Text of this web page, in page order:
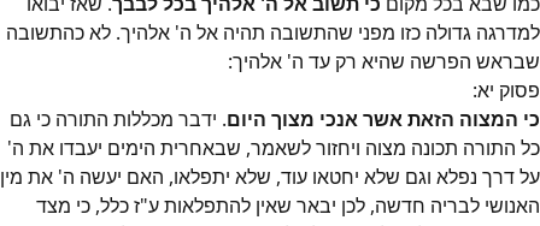
למדרגה גדולה כזו מפני שהתשובה תהיה אל ה' אלהיך. לא כהתשובה
שבראש הפרשה שהיא רק עד ה' אלהיך:
פסוק יא:
כי המצוה הזאת אשר אנכי מצוך היום. ידבר מכללות התורה כי גם
כל התורה תכונה מצוה ויחזור לשאמר, שבאחרית הימים יעבדו את ה'
על דרך נפלא וגם שלא יחטאו עוד, שלא יתפלאו, האם יעשה ה' את מין
האנושי לבריה חדשה, לכן יבאר שאין להתפלאות ע"ז כלל, כי מצד